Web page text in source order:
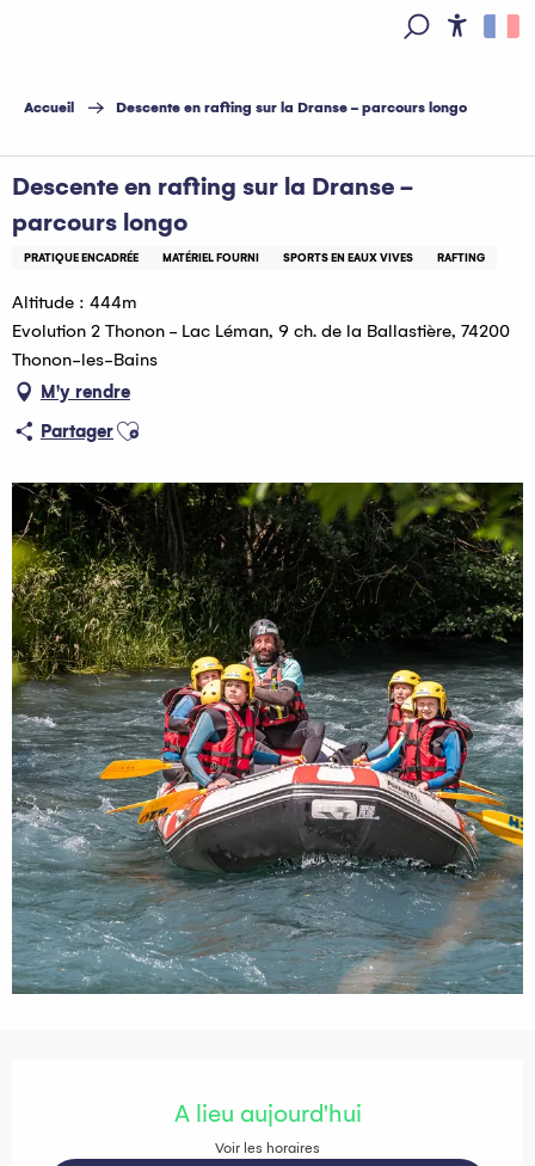
principal
Accueil Descente en rafting sur la Dranse - parcours longo
Descente en rafting sur la Dranse -
parcours longo
PRATIQUE ENCADRÉE MATÉRIEL FOURNI SPORTS EN EAUX VIVES RAFTING
Altitude : 444m
Evolution 2 Thonon - Lac Léman, 9 ch. de la Ballastière, 74200
Thonon-les-Bains
M'y rendre
PartagerAjouter aux favoris
A lieu aujourd'hui
Voir les horaires